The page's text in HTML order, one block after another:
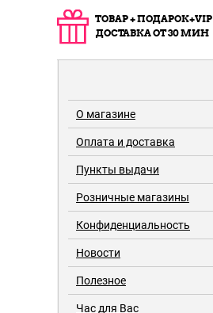
ТОВАР + ПОДАРОК+VIP
ДОСТАВКА ОТ 30 МИН
О магазине
Оплата и доставка
Пункты выдачи
Розничные магазины
Конфиденциальность
Новости
Полезное
Час для Вас